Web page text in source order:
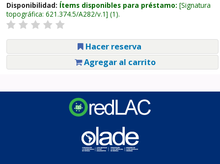
Disponibilidad: Ítems disponibles para préstamo: Signatura
topográfica: 621.374.5/A282/v.1 (1).
Hacer reserva
Agregar al carrito